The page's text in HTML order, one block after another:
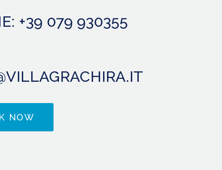
+39 079 930355
NOW